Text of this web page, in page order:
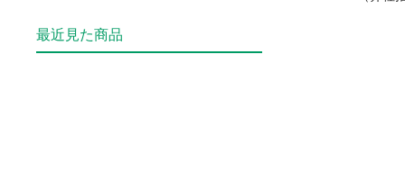
最近見た商品